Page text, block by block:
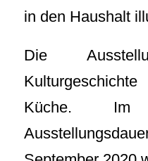
in den Haushalt
Die
Küche.